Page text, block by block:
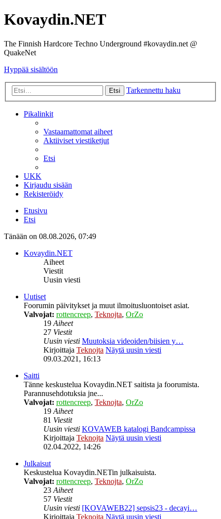
Kovaydin.NET
The Finnish Hardcore Techno Underground #kovaydin.net @
QuakeNet
Hyppää sisältöön
Etsi Tarkennettu haku
Pikalinkit
Vastaamattomat aiheet
Aktiiviset viestiketjut
Etsi
UKK
Kirjaudu sisään
Rekisteröidy
Etusivu
Etsi
Tänään on 08.08.2026, 07:49
Kovaydin.NET
Aiheet
Viestit
Uusin viesti
Uutiset
Foorumin päivitykset ja muut ilmoitusluontoiset asiat.
Valvojat: rottencreep, Teknojta, OrZo
19Aiheet
27 Viestit
Uusin viesti Muutoksia videoiden/biisien y…
Kirjoittaja Teknojta Näytä uusin viesti
09.03.2021, 16:13
Saitti
Tänne keskustelua Kovaydin.NET saitista ja foorumista.
Parannusehdotuksia jne...
Valvojat: rottencreep, Teknojta, OrZo
19Aiheet
81 Viestit
Uusin viesti KOVAWEB katalogi Bandcampissa
Kirjoittaja Teknojta Näytä uusin viesti
02.04.2022, 14:26
Julkaisut
Keskustelua Kovaydin.NETin julkaisuista.
Valvojat: rottencreep, Teknojta, OrZo
23Aiheet
57 Viestit
Uusin viesti [KOVAWEB22] sepsis23 - decayi…
Kirjoittaja Teknojta Näytä uusin viesti